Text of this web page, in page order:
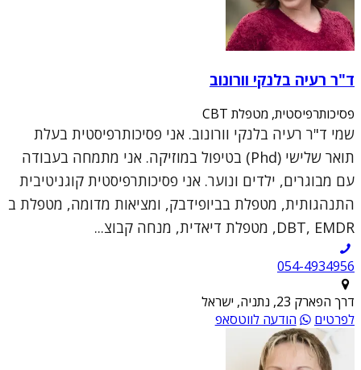
ד"ר רעיה בלנקי וורונוב
פסיכותרפיסטית, מטפלת CBT
שמי ד"ר רעיה בלנקי וורונוב. אני פסיכותרפיסטית בעלת
תואר שלישי (Phd) בטיפול במוזיקה. אני מתמחה בעבודה
עם מבוגרים, ילדים ונוער. אני פסיכותרפיסטית קוגניטיבית
התנהגותית, מטפלת בביופידבק, ומציאות מדומה, מטפלת ב
DBT, EMDR, מטפלת דיאדית, מנחה קבוצ...
054-4934956
דרך הפארק 23, נתניה, ישראל
לפרטים
הודעה לווטסאפ